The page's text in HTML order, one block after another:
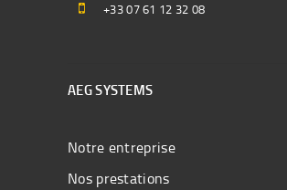
+33 07 61 12 32 08
AEG SYSTEMS
Notre entreprise
Nos prestations